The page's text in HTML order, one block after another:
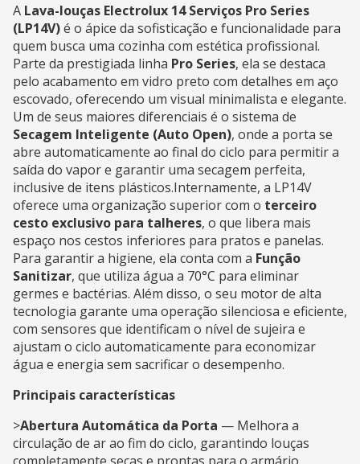
A Lava-louças Electrolux 14 Serviços Pro Series
(LP14V)é o ápice da sofisticação e funcionalidade para
quem busca uma cozinha com estética profissional.
Parte da prestigiada linha Pro Series, ela se destaca
pelo acabamento em vidro preto com detalhes em aço
escovado, oferecendo um visual minimalista e elegante.
Um de seus maiores diferenciais é o sistema de
Secagem Inteligente (Auto Open), onde a porta se
abre automaticamente ao final do ciclo para permitir a
saída do vapor e garantir uma secagem perfeita,
inclusive de itens plásticos.Internamente, a LP14V
oferece uma organização superior com o terceiro
cesto exclusivo para talheres, o que libera mais
espaço nos cestos inferiores para pratos e panelas.
Para garantir a higiene, ela conta com a Função
Sanitizar, que utiliza água a 70°C para eliminar
germes e bactérias. Além disso, o seu motor de alta
tecnologia garante uma operação silenciosa e eficiente,
com sensores que identificam o nível de sujeira e
ajustam o ciclo automaticamente para economizar
água e energia sem sacrificar o desempenho.
Principais características
>Abertura Automática da Porta — Melhora a
circulação de ar ao fim do ciclo, garantindo louças